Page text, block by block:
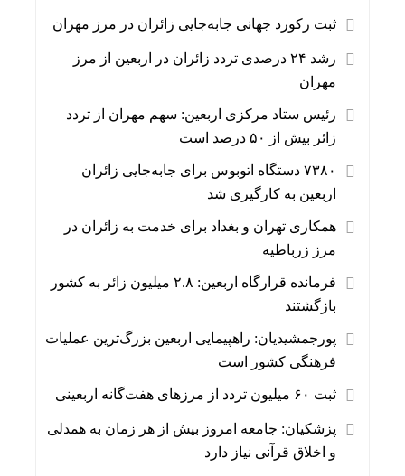
ثبت رکورد جهانی جابه‌جایی زائران در مرز مهران
رشد ۲۴ درصدی تردد زائران در اربعین از مرز
مهران
رئیس ستاد مرکزی اربعین: سهم مهران از تردد
زائر بیش از ۵۰ درصد است
۷۳۸۰ دستگاه اتوبوس برای جابه‌جایی زائران
اربعین به‌ کارگیری شد
همکاری تهران و بغداد برای خدمت به زائران در
مرز زرباطیه
فرمانده قرارگاه اربعین: ۲.۸ میلیون زائر به کشور
بازگشتند
پورجمشیدیان: راهپیمایی اربعین بزرگ‌ترین عملیات
فرهنگی کشور است
ثبت ۶۰ میلیون تردد از مرزهای هفت‌گانه اربعینی
پزشکیان: جامعه امروز بیش از هر زمان به همدلی
و اخلاق قرآنی نیاز دارد